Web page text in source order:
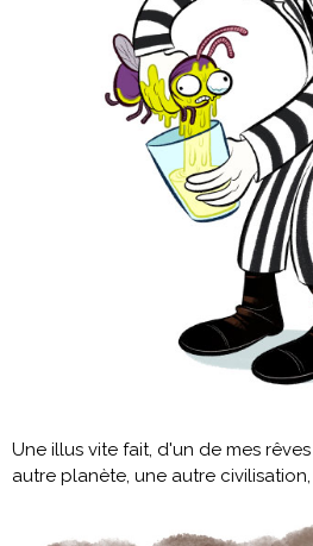
Une illus vite fait, d'un de mes
autre planète, une autre